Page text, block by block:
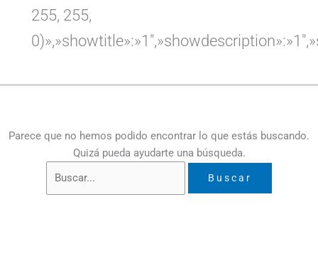
255, 255,
Parece que no hemos podido encontrar lo que estás buscando.
Quizá pueda ayudarte una búsqueda.